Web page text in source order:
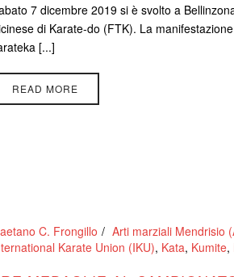
7 dicembre 2019 si è svolto a
di Karate-do (FTK). La
[...]
READ MORE
C. Frongillo Arti marziali Mendrisio
Karate Union (IKU), Kata, Kumite,